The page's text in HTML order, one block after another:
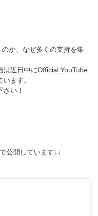
か、なぜ多くの支持を集
は近日中にOfficial YouTube
ます。
い！
公開しています↓↓